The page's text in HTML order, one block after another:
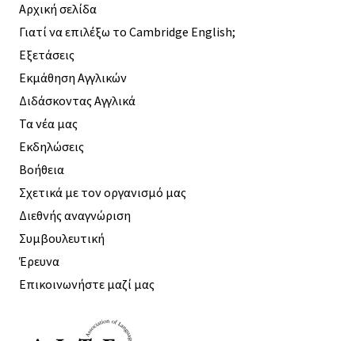
Αρχική σελίδα
Γιατί να επιλέξω το Cambridge English;
Εξετάσεις
Εκμάθηση Αγγλικών
Διδάσκοντας Αγγλικά
Τα νέα μας
Εκδηλώσεις
Βοήθεια
Σχετικά με τον οργανισμό μας
Διεθνής αναγνώριση
Συμβουλευτική
Έρευνα
Επικοινωνήστε μαζί μας